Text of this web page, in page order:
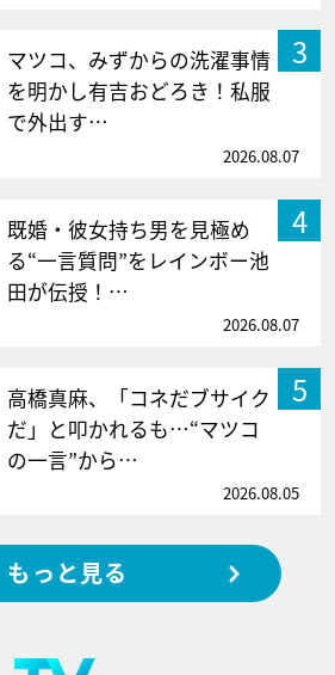
3
マツコ、みずからの洗濯事情
を明かし有吉おどろき！私服
で外出す…
2026.08.07
4
既婚・彼女持ち男を見極め
る“一言質問”をレインボー池
田が伝授！…
2026.08.07
5
高橋真麻、「コネだブサイク
だ」と叩かれるも…“マツコ
の一言”から…
2026.08.05
もっと見る